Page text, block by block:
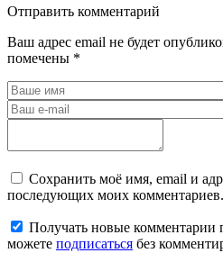
Отправить комментарий
Ваш адрес email не будет
помечены *
Сохранить моё имя, email и
последующих моих комментариев.
Получать новые комментарии
можете подписаться без